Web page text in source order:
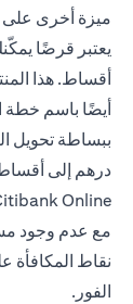
ميزة أخرى على
يعتبر قرضًا
أيضًا باسم خطة
مع عدم وجود
نقاط المكافأة
الفور.